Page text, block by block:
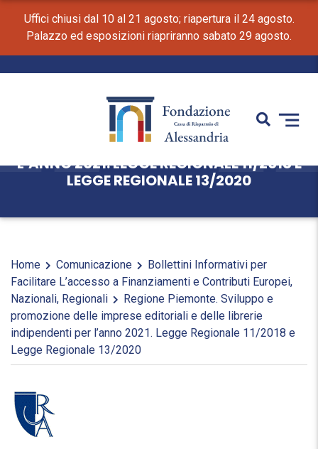
Uffici chiusi dal 10 al 21 agosto; riapertura il 24 agosto.
Palazzo ed esposizioni riapriranno sabato 29 agosto.
REGIONE PIEMONTE. SVILUPPO E
PROMOZIONE DELLE IMPRESE EDITORIALI
E DELLE LIBRERIE INDIPENDENTI PER
L’ANNO 2021. LEGGE REGIONALE 11/2018 E
LEGGE REGIONALE 13/2020
Home Comunicazione
Bollettini Informativi per
Facilitare L’accesso a Finanziamenti e Contributi Europei,
Nazionali, Regionali
Regione Piemonte. Sviluppo e
promozione delle imprese editoriali e delle librerie
indipendenti per l’anno 2021. Legge Regionale 11/2018 e
Legge Regionale 13/2020